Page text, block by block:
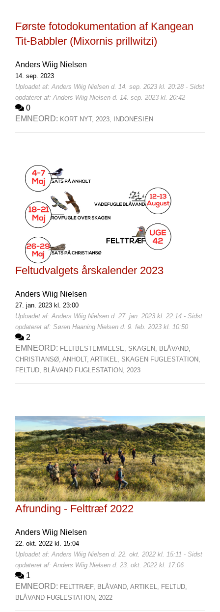
Første fotodokumentation af Kangean
Tit-Babbler (Mixornis prillwitzi)
Anders Wiig Nielsen
14. sep. 2023
Uploadet af: Anders Wiig Nielsen d. 14. sep. 2023 kl. 20:28 - Sidst
opdateret af: Anders Wiig Nielsen d. 14. sep. 2023 kl. 20:42
0
EMNEORD: KORT NYT, 2023, INDONESIEN
Feltudvalgets årskalender 2023
Anders Wiig Nielsen
27. jan. 2023 kl. 23:00
Uploadet af: Anders Wiig Nielsen d. 27. jan. 2023 kl. 22:14 - Sidst
opdateret af: Søren Haaning Nielsen d. 9. feb. 2023 kl. 10:50
2
EMNEORD: FELTBESTEMMELSE, SKAGEN, BLÅVAND,
CHRISTIANSØ, ANHOLT, ARTIKEL, SKAGEN FUGLESTATION,
FELTUD, BLÅVAND FUGLESTATION, 2023
Afrunding - Felttræf 2022
Anders Wiig Nielsen
22. okt. 2022 kl. 15:04
Uploadet af: Anders Wiig Nielsen d. 22. okt. 2022 kl. 15:11 - Sidst
opdateret af: Anders Wiig Nielsen d. 23. okt. 2022 kl. 17:06
1
EMNEORD: FELTTRÆF, BLÅVAND, ARTIKEL, FELTUD,
BLÅVAND FUGLESTATION, 2022